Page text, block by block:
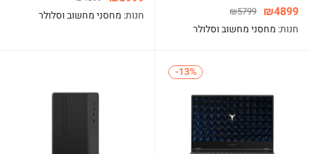
₪4899
₪5799
חנות: מחסני מחשוב וסלולר
חנות: מחסני מחשוב וסלולר
-13%